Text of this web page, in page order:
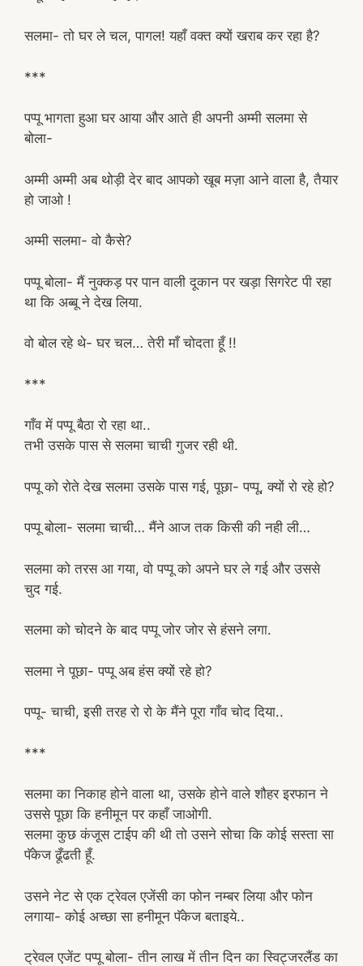
सलमा- तो घर ले चल, पागल! यहाँ वक्त क्यों खराब कर रहा है?
***
पप्पू भागता हुआ घर आया और आते ही अपनी अम्मी सलमा से
बोला-
अम्मी अम्मी अब थोड़ी देर बाद आपको खूब मज़ा आने वाला है, तैयार
हो जाओ !
अम्मी सलमा- वो कैसे?
पप्पू बोला- मैं नुक्कड़ पर पान वाली दूकान पर खड़ा सिगरेट पी रहा
था कि अब्बू ने देख लिया.
वो बोल रहे थे- घर चल… तेरी माँ चोदता हूँ !!
***
गाँव में पप्पू बैठा रो रहा था..
तभी उसके पास से सलमा चाची गुजर रही थी.
पप्पू को रोते देख सलमा उसके पास गई, पूछा- पप्पू, क्यों रो रहे हो?
पप्पू बोला- सलमा चाची… मैंने आज तक किसी की नही ली…
सलमा को तरस आ गया, वो पप्पू को अपने घर ले गई और उससे
चुद गई.
सलमा को चोदने के बाद पप्पू जोर जोर से हंसने लगा.
सलमा ने पूछा- पप्पू अब हंस क्यों रहे हो?
पप्पू- चाची, इसी तरह रो रो के मैंने पूरा गाँव चोद दिया..
***
सलमा का निकाह होने वाला था, उसके होने वाले शौहर इरफान ने
उससे पूछा कि हनीमून पर कहाँ जाओगी.
सलमा कुछ कंजूस टाईप की थी तो उसने सोचा कि कोई सस्ता सा
पॅकेज ढूँढती हूँ.
उसने नेट से एक ट्रेवल एजेंसी का फोन नम्बर लिया और फोन
लगाया- कोई अच्छा सा हनीमून पॅकेज बताइये..
ट्रेवल एजेंट पप्पू बोला- तीन लाख में तीन दिन का स्विट्जरलैंड का